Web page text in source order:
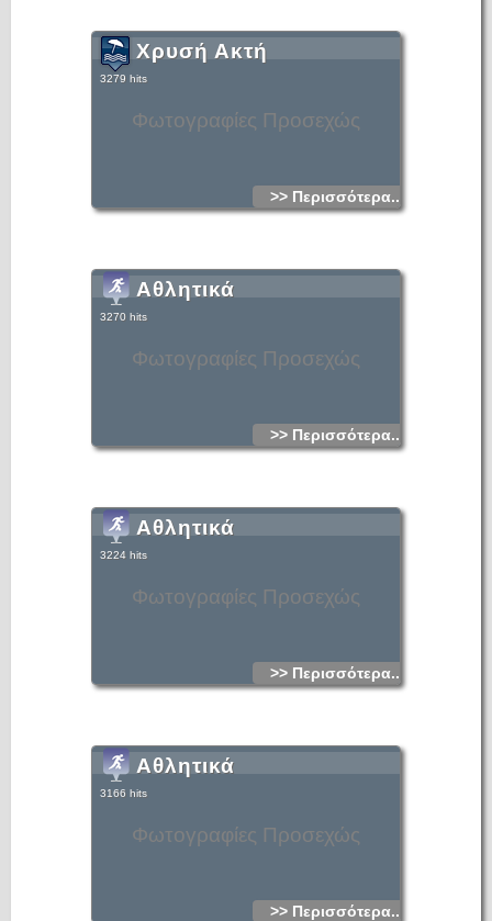
Φωτογραφίες Προσεχώς
Χρυσή Ακτή
3279 hits
>> Περισσότερα...
Φωτογραφίες Προσεχώς
Αθλητικά
3270 hits
>> Περισσότερα...
Φωτογραφίες Προσεχώς
Αθλητικά
3224 hits
>> Περισσότερα...
Φωτογραφίες Προσεχώς
Αθλητικά
3166 hits
>> Περισσότερα...